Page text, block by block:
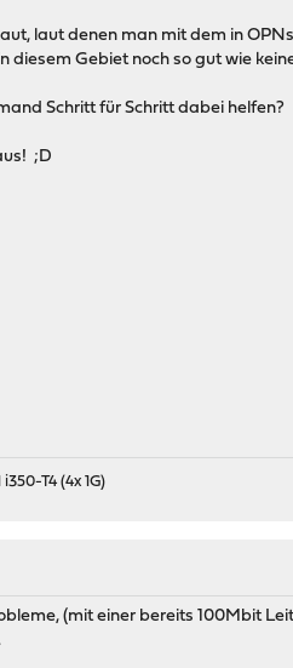
laut denen man mit dem in
Gebiet noch so gut wie
Schritt für Schritt dabei helfen?
;D
T4 (4x 1G)
(mit einer bereits 100Mbit